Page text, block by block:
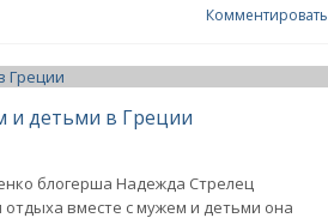
Комментировать
и детьми в Греции
блогерша Надежда Стрелец
отдыха вместе с мужем и детьми она